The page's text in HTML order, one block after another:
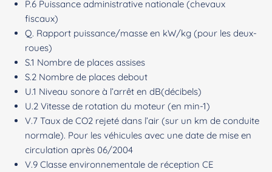
P.6 Puissance administrative nationale (chevaux
fiscaux)
Q. Rapport puissance/masse en kW/kg (pour les deux-
roues)
S.1 Nombre de places assises
S.2 Nombre de places debout
U.1 Niveau sonore à l’arrêt en dB(décibels)
U.2 Vitesse de rotation du moteur (en min-1)
V.7 Taux de CO2 rejeté dans l’air (sur un km de conduite
normale). Pour les véhicules avec une date de mise en
circulation après 06/2004
V.9 Classe environnementale de réception CE